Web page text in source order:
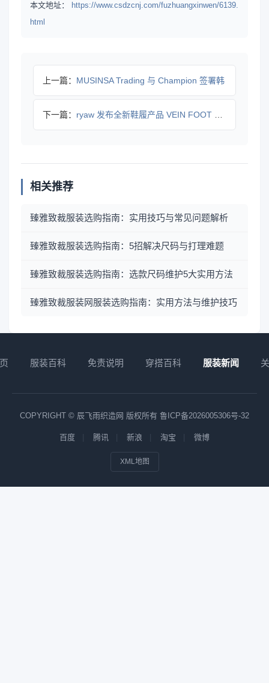
本文地址：
https://www.csdzcnj.com/fuzhuangxinwen/6139.
html
上一篇： MUSINSA Trading 与 Champion 签署韩
下一篇： ryaw 发布全新鞋履产品 VEIN FOOT WEAR
相关推荐
臻雅致裁服装选购指南：实用技巧与常见问题解析
臻雅致裁服装选购指南：5招解决尺码与打理难题
臻雅致裁服装选购指南：选款尺码维护5大实用方法
臻雅致裁服装网服装选购指南：实用方法与维护技巧
服装百科 免责说明 穿搭百科 服装新闻
COPYRIGHT © 辰飞雨织造网 版权所有 鲁ICP备2026005306号-32
百度 腾讯 新浪 淘宝 微博
XML地图